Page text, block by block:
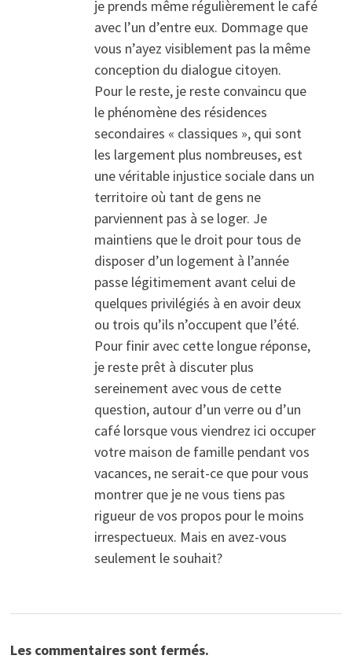
je prends même régulièrement le café
avec l’un d’entre eux. Dommage que
vous n’ayez visiblement pas la même
conception du dialogue citoyen.
Pour le reste, je reste convaincu que
le phénomène des résidences
secondaires « classiques », qui sont
les largement plus nombreuses, est
une véritable injustice sociale dans un
territoire où tant de gens ne
parviennent pas à se loger. Je
maintiens que le droit pour tous de
disposer d’un logement à l’année
passe légitimement avant celui de
quelques privilégiés à en avoir deux
ou trois qu’ils n’occupent que l’été.
Pour finir avec cette longue réponse,
je reste prêt à discuter plus
sereinement avec vous de cette
question, autour d’un verre ou d’un
café lorsque vous viendrez ici occuper
votre maison de famille pendant vos
vacances, ne serait-ce que pour vous
montrer que je ne vous tiens pas
rigueur de vos propos pour le moins
irrespectueux. Mais en avez-vous
seulement le souhait?
Les commentaires sont fermés.